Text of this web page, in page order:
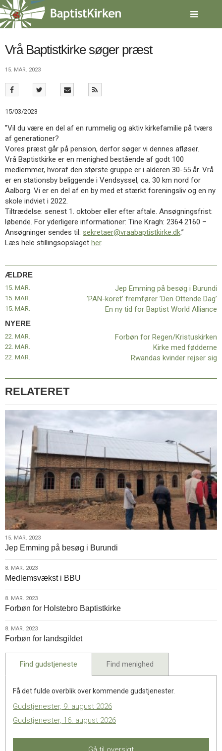
Spring
menu
over
gå
indholdVend
forsiden
1.0:
Forside
3.0:
Kalender
4.0:
Inspiration
5.0:
Værktøjskassen
6.0:
Mission
7.0:
Om
BaptistKirken
8.0:
Kontakt
9.0:
Forside
10.0:
Nyheder
11.0:
Kalender
12.0:
Inspiration
Værktøjskassen
Om
BaptistKirken
16.0:
Kontakt
Næste
Forbøn
for
Regen/Kristuskirken
indlæg:
Emming
på
Burundi
Vrå Baptistkirke søger præst
15. MAR. 2023
15/03/2023
”Vil du være en del af en rummelig og aktiv kirkefamilie på tværs
af generationer?
Vores præst går på pension, derfor søger vi dennes afløser.
Vrå Baptistkirke er en menighed bestående af godt 100
medlemmer, hvoraf den største gruppe er i alderen 30-55 år. Vrå
er en stationsby beliggende i Vendsyssel, ca. 30 km nord for
Aalborg. Vi er en del af en by med et stærkt foreningsliv og en ny
skole indviet i 2022.
Tiltrædelse: senest 1. oktober eller efter aftale. Ansøgningsfrist:
løbende. For yderligere informationer: Tine Kragh: 2364 2160 –
Ansøgninger sendes til: sekretaer@vraabaptistkirke.dk.”
Læs hele stillingsopslaget her.
ÆLDRE
15. MAR. Jep Emming på besøg i Burundi
15. MAR. ’PAN-koret’ fremfører ’Den Ottende Dag’
15. MAR. En ny tid for Baptist World Alliance
NYERE
Forbøn for Regen/Kristuskirken
22. MAR.
Kirke med fødderne
22. MAR.
Rwandas kvinder rejser sig
22. MAR.
RELATERET
15.
mar.
2023
15. MAR. 2023
Jep Emming på besøg i Burundi
8.
mar.
2023
8. MAR. 2023
Medlemsvækst i BBU
8.
mar.
2023
8. MAR. 2023
Forbøn for Holstebro Baptistkirke
8.
mar.
2023
8. MAR. 2023
Forbøn for landsgildet
Find gudstjeneste Find menighed
Få det fulde overblik over kommende gudstjenester.
Gudstjenester, 9. august 2026
Gudstjenester, 16. august 2026